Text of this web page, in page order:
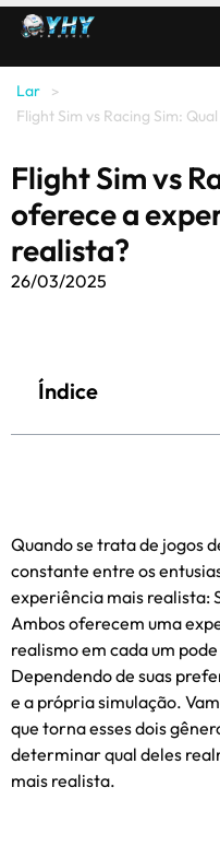
Lar
>
Flight Sim vs Racing Sim:
Flight Sim vs
oferece a
realista?
26/03/2025
Índice
Quando se trata de jogos
constante entre os
experiência mais realista:
Ambos oferecem uma
realismo em cada um
Dependendo de suas
e a própria simulação.
que torna esses dois
determinar qual deles
mais realista.